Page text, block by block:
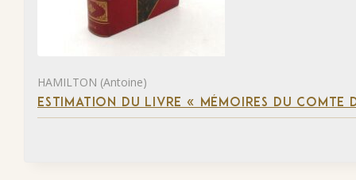
HAMILTON (Antoine)
ESTIMATION DU LIVRE « MÉMOIRES DU COMTE